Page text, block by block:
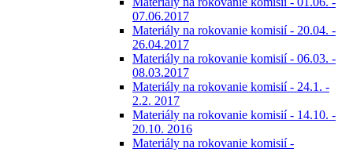
07.06.2017
Materiály na rokovanie komisií - 20.04. -
26.04.2017
Materiály na rokovanie komisií - 06.03. -
08.03.2017
Materiály na rokovanie komisií - 24.1. -
2.2. 2017
Materiály na rokovanie komisií - 14.10. -
20.10. 2016
Materiály na rokovanie komisií -